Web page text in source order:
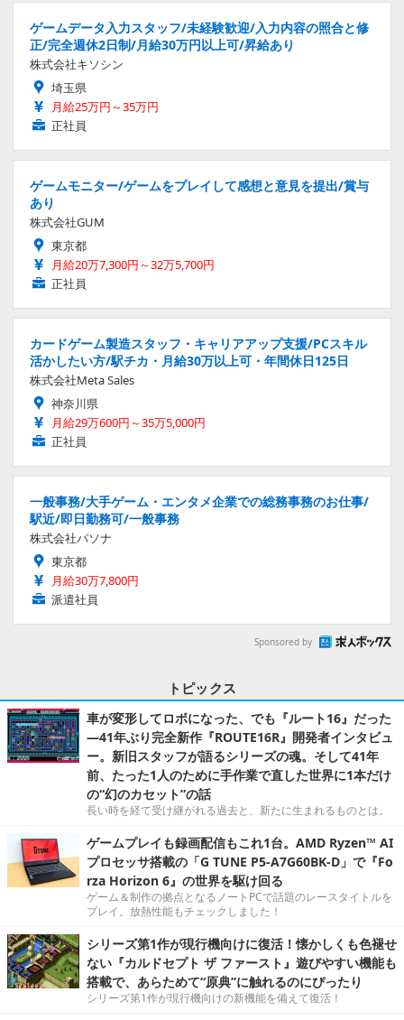
ゲームデータ入力スタッフ/未経験歓迎/入力内容の照合と修
正/完全週休2日制/月給30万円以上可/昇給あり
株式会社キソシン
埼玉県
月給25万円～35万円
正社員
ゲームモニター/ゲームをプレイして感想と意見を提出/賞与
あり
株式会社GUM
東京都
月給20万7,300円～32万5,700円
正社員
カードゲーム製造スタッフ・キャリアアップ支援/PCスキル
活かしたい方/駅チカ・月給30万以上可・年間休日125日
株式会社Meta Sales
神奈川県
月給29万600円～35万5,000円
正社員
一般事務/大手ゲーム・エンタメ企業での総務事務のお仕事/
駅近/即日勤務可/一般事務
株式会社パソナ
東京都
月給30万7,800円
派遣社員
Sponsored by
トピックス
車が変形してロボになった、でも『ルート16』だった
―41年ぶり完全新作『ROUTE16R』開発者インタビュ
ー。新旧スタッフが語るシリーズの魂。そして41年
前、たった1人のために手作業で直した世界に1本だけ
の“幻のカセット”の話
長い時を経て受け継がれる過去と、新たに生まれるものとは。
ゲームプレイも録画配信もこれ1台。AMD Ryzen™ AI
プロセッサ搭載の「G TUNE P5-A7G60BK-D」で『Fo
rza Horizon 6』の世界を駆け回る
ゲーム＆制作の拠点となるノートPCで話題のレースタイトルを
プレイ。放熱性能もチェックしました！
シリーズ第1作が現行機向けに復活！懐かしくも色褪せ
ない『カルドセプト ザ ファースト』遊びやすい機能も
搭載で、あらためて“原典”に触れるのにぴったり
シリーズ第1作が現行機向けの新機能を備えて復活！